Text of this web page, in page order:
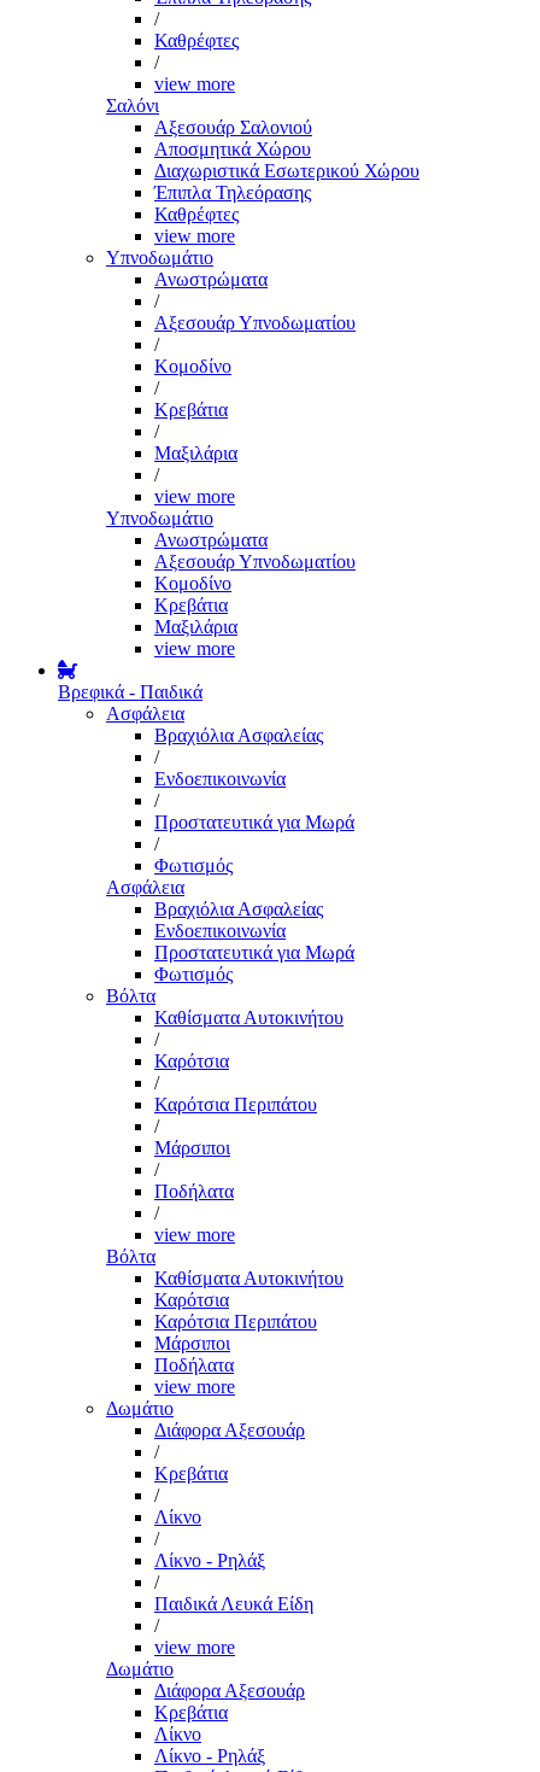
/
Καθρέφτες
/
view more
Σαλόνι
Αξεσουάρ Σαλονιού
Αποσμητικά Χώρου
Διαχωριστικά Εσωτερικού Χώρου
Έπιπλα Τηλεόρασης
Καθρέφτες
view more
Υπνοδωμάτιο
Ανωστρώματα
/
Αξεσουάρ Υπνοδωματίου
/
Κομοδίνο
/
Κρεβάτια
/
Μαξιλάρια
/
view more
Υπνοδωμάτιο
Ανωστρώματα
Αξεσουάρ Υπνοδωματίου
Κομοδίνο
Κρεβάτια
Μαξιλάρια
view more
Βρεφικά - Παιδικά
Ασφάλεια
Βραχιόλια Ασφαλείας
/
Ενδοεπικοινωνία
/
Προστατευτικά για Μωρά
/
Φωτισμός
Ασφάλεια
Βραχιόλια Ασφαλείας
Ενδοεπικοινωνία
Προστατευτικά για Μωρά
Φωτισμός
Βόλτα
Καθίσματα Αυτοκινήτου
/
Καρότσια
/
Καρότσια Περιπάτου
/
Μάρσιποι
/
Ποδήλατα
/
view more
Βόλτα
Καθίσματα Αυτοκινήτου
Καρότσια
Καρότσια Περιπάτου
Μάρσιποι
Ποδήλατα
view more
Δωμάτιο
Διάφορα Αξεσουάρ
/
Κρεβάτια
/
Λίκνο
/
Λίκνο - Ρηλάξ
/
Παιδικά Λευκά Είδη
/
view more
Δωμάτιο
Διάφορα Αξεσουάρ
Κρεβάτια
Λίκνο
Λίκνο - Ρηλάξ